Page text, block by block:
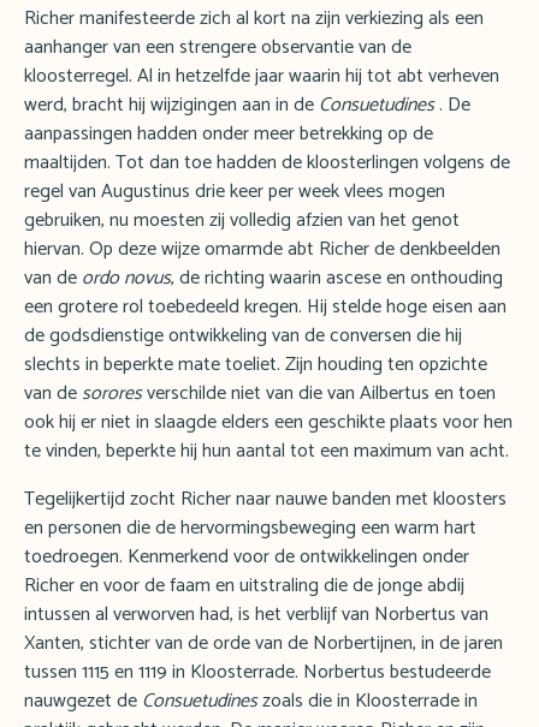
Richer manifesteerde zich al kort na zijn verkiezing als een
aanhanger van een strengere observantie van de
kloosterregel. Al in hetzelfde jaar waarin hij tot abt verheven
werd, bracht hij wijzigingen aan in deConsuetudines. De
aanpassingen hadden onder meer betrekking op de
maaltijden. Tot dan toe hadden de kloosterlingen volgens de
regel van Augustinus drie keer per week vlees mogen
gebruiken, nu moesten zij volledig afzien van het genot
hiervan. Op deze wijze omarmde abt Richer de denkbeelden
van deordo novus, de richting waarin ascese en onthouding
een grotere rol toebedeeld kregen. Hij stelde hoge eisen aan
de godsdienstige ontwikkeling van de conversen die hij
slechts in beperkte mate toeliet. Zijn houding ten opzichte
van desororesverschilde niet van die van Ailbertus en toen
ook hij er niet in slaagde elders een geschikte plaats voor hen
te vinden, beperkte hij hun aantal tot een maximum van acht.
Tegelijkertijd zocht Richer naar nauwe banden met kloosters
en personen die de hervormingsbeweging een warm hart
toedroegen. Kenmerkend voor de ontwikkelingen onder
Richer en voor de faam en uitstraling die de jonge abdij
intussen al verworven had, is het verblijf van Norbertus van
Xanten, stichter van de orde van de Norbertijnen, in de jaren
tussen 1115 en 1119 in Kloosterrade. Norbertus bestudeerde
nauwgezet deConsuetudineszoals die in Kloosterrade in